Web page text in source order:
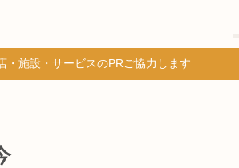
・施設・サービスのPRご協力します